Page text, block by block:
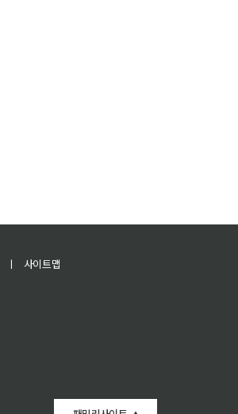
ㅣ
사이트맵